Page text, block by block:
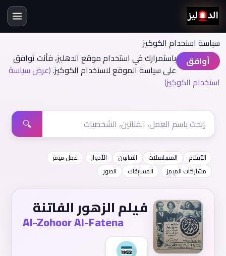
سياسة اسنخدام الكوكيز
أوافق
باستمرارك في استخدام موقع الدهليز، فأنت توافق
على سياسة الموقع لاستخدام الكوكيز.(عرض سياسة
استخدام الكوكيز)
🔍
الأفلام المسلسلات الفنانون الأدوار
عمل ميمز
مشاركات الميمز
المسابقات الصور
فيلم الزهور الفاتنة
Al-Zohoor Al-Fatena